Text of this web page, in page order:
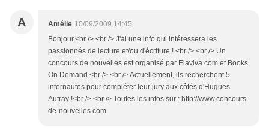
A Amélie 10/09/2009 14:45
Bonjour,<br /> <br /> J'ai une info qui intéressera les
passionnés de lecture et/ou d'écriture ! <br /> <br /> Un
concours de nouvelles est organisé par Elaviva.com et Books
On Demand.<br /> <br /> Actuellement, ils recherchent 5
internautes pour compléter leur jury aux côtés d'Hugues
Aufray !<br /> <br /> Toutes les infos sur : http://www.concours-
de-nouvelles.com